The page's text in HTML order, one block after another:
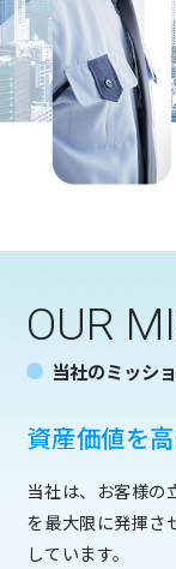
OUR
当社のミッシ
資産価値を
当社は、お客様の
を最大限に発揮さ
しています。